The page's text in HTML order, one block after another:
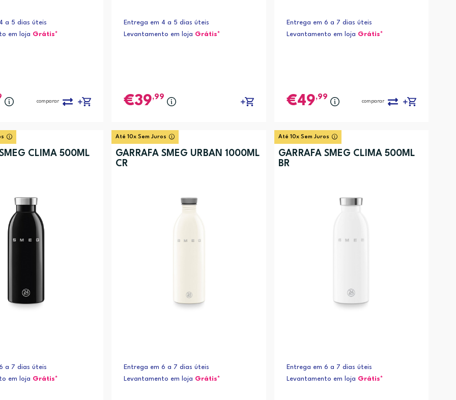
a 5 dias úteis
em loja Grátis*
comparar
Entrega em 4 a 5 dias úteis
Levantamento em loja Grátis*
39,99
Entrega em 6 a 7 dias úteis
Levantamento em loja Grátis*
49,99
comparar
CLIMA 500ML
a 7 dias úteis
em loja Grátis*
Até 10x Sem Juros
GARRAFA SMEG URBAN 1000ML
CR
Entrega em 6 a 7 dias úteis
Levantamento em loja Grátis*
Até 10x Sem Juros
GARRAFA SMEG CLIMA 500ML
BR
Entrega em 6 a 7 dias úteis
Levantamento em loja Grátis*